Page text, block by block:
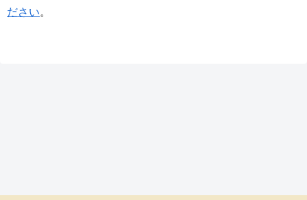
ださい。